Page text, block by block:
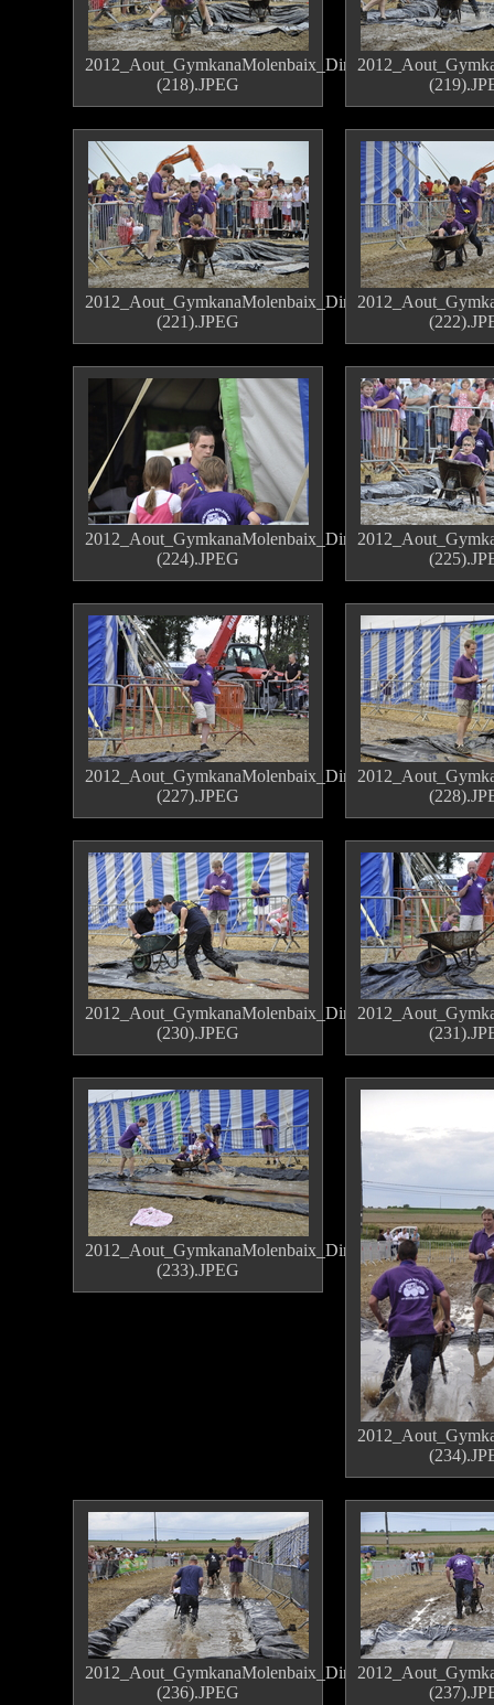
2012_Aout_GymkanaMolenbaix_Dimanche
(218).JPEG
2012_Aout_GymkanaMolenbaix_Dimanche
(221).JPEG
2012_Aout_GymkanaMolenbaix_Dimanche
(224).JPEG
2012_Aout_GymkanaMolenbaix_Dimanche
(227).JPEG
2012_Aout_GymkanaMolenbaix_Dimanche
(230).JPEG
2012_Aout_GymkanaMolenbaix_Dimanche
(233).JPEG
2012_Aout_GymkanaMolenbaix_Dimanche
(236).JPEG